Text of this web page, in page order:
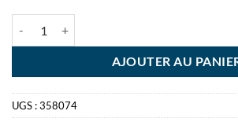
AJOUTER AU
UGS :358074